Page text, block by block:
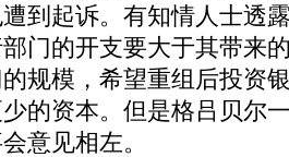
到起诉。有知情人士透
门的开支要大于其带来
规模，希望重组后投资
的资本。但是格吕贝尔
意见相左。